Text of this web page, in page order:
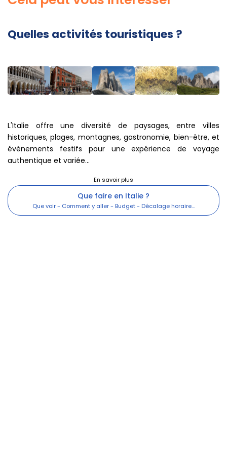
Quelles activités touristiques ?
L'Italie offre une diversité de paysages, entre villes
historiques, plages, montagnes, gastronomie, bien-être, et
événements festifs pour une expérience de voyage
authentique et variée...
Que faire en Italie ?